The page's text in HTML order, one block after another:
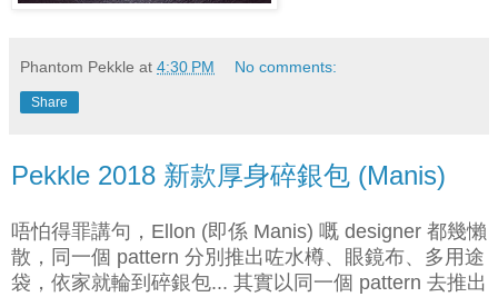
Phantom Pekkle at 4:30 PM No comments:
Share
Pekkle 2018 新款厚身碎銀包 (Manis)
唔怕得罪講句，Ellon (即係 Manis) 嘅 designer 都幾懶
散，同一個 pattern 分別推出咗水樽、眼鏡布、多用途
袋，依家就輪到碎銀包... 其實以同一個 pattern 去推出